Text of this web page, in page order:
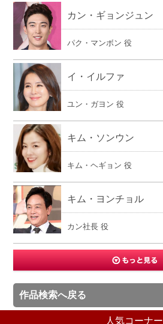
カン・ギョンジュン
パク・マンボン 役
イ・イルファ
ユン・ガヨン 役
キム・ソンウン
キム・ヘギョン 役
キム・ヨンチョル
カン社長 役
作品検索へ戻る
人気コーナー